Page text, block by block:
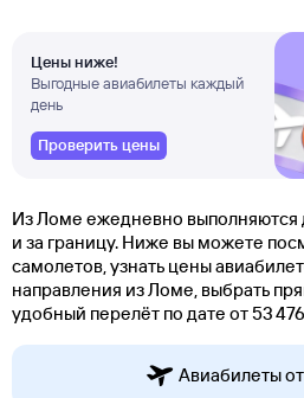
Цены ниже!
Выгодные авиабилеты каждый
день
Проверить цены
Из Ломе ежедневно выполняются
и за границу. Ниже вы можете
самолетов, узнать цены
направления из Ломе, выбрать
удобный перелёт по дате от 53
Авиабилеты